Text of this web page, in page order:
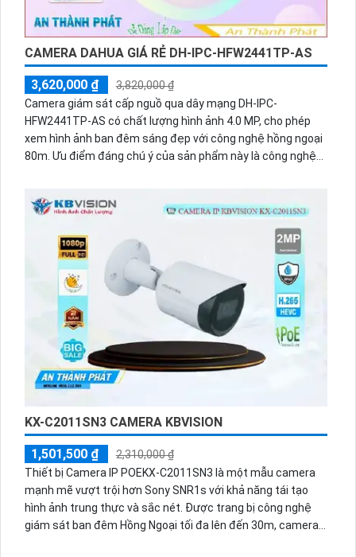
CAMERA DAHUA GIÁ RẺ DH-IPC-HFW2441TP-AS
3,620,000 ₫
3,820,000 ₫
Camera giám sát cấp nguồ qua dây mạng DH-IPC-
HFW2441TP-AS có chất lượng hình ảnh 4.0 MP, cho phép
xem hình ảnh ban đêm sáng đẹp với công nghệ hồng ngoại
80m. Ưu điểm đáng chú ý của sản phẩm này là công nghệ
nhờ thân kim loại chắc chắn. Ngoài ra, camera còn tích hợp
chức năng báo động chống trộm PIR, đảm bảo hiệu quả mọi
lúc, giúp bảo vệ an toàn cho ngôi nhà hoặc công ty.
KX-C2011SN3 CAMERA KBVISION
1,501,500 ₫
2,310,000 ₫
Thiết bị Camera IP POEKX-C2011SN3 là một mẫu camera
mạnh mẽ vượt trội hơn Sony SNR1s với khả năng tái tạo
hình ảnh trung thực và sắc nét. Được trang bị công nghệ
giám sát ban đêm Hồng Ngoại tối đa lên đến 30m, camera